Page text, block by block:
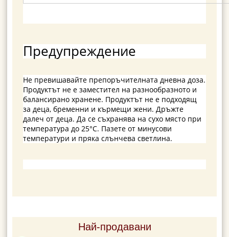
Предупреждение
Не превишавайте препоръчителната дневна доза.
Продуктът не е заместител на разнообразното и
балансирано хранене. Продуктът не е подходящ
за деца, бременни и кърмещи жени. Дръжте
далеч от деца. Да се съхранява на сухо място при
температура до 25°C. Пазете от минусови
температури и пряка слънчева светлина.
Най-продавани